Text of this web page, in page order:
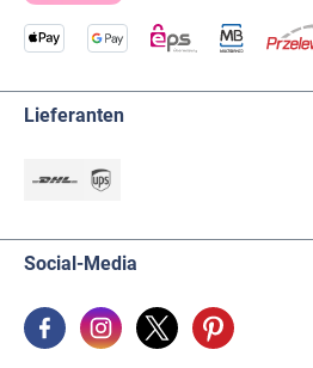
Lieferanten
Social-Media